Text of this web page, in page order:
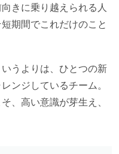
きに乗り越えられる人
期間でこれだけのこと
うよりは、ひとつの新
ンジしているチーム。
、高い意識が芽生え、